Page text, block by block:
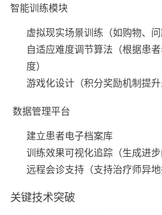
智能训练模块
虚拟现实场景训练（如购物、问
自适应难度调节算法（根据患
度）
游戏化设计（积分奖励机制提升
数据管理平台
建立患者电子档案库
训练效果可视化追踪（生成进步
远程会诊支持（支持治疗师异地
关键技术突破